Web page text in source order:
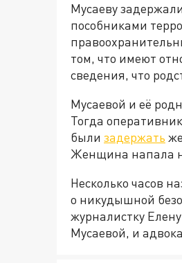
Мусаеву
пособниками
том, что имеют
сведения, что
Мусаевой и её
Тогда
были задержать
Женщина напала
Несколько часов
о никудышной
журналистку
Мусаевой, и